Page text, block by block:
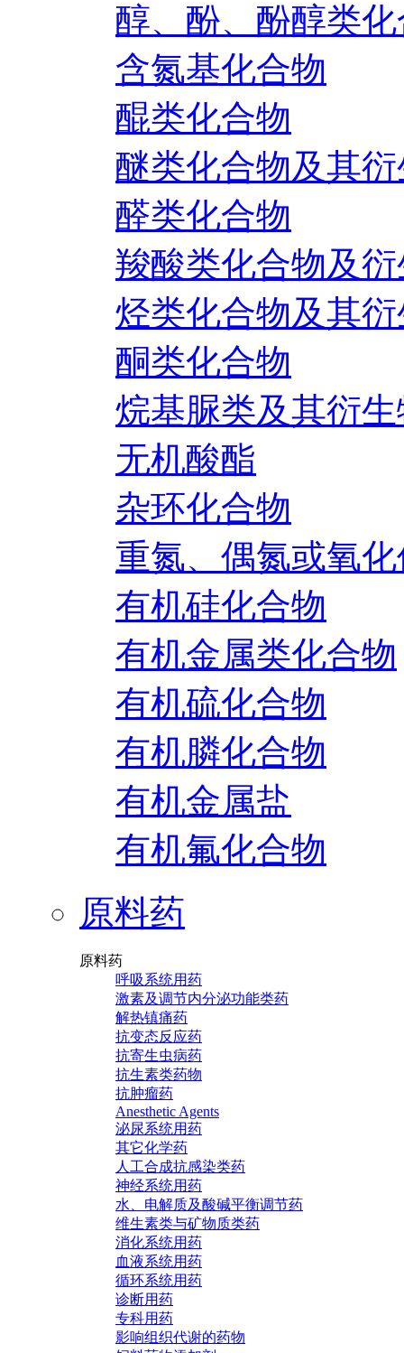
醇、酚、酚醇类
含氮基化合物
醌类化合物
醚类化合物及其
醛类化合物
羧酸类化合物及
烃类化合物及其
酮类化合物
烷基脲类及其衍
无机酸酯
杂环化合物
重氮、偶氮或氧
有机硅化合物
有机金属类化合物
有机硫化合物
有机膦化合物
有机金属盐
有机氟化合物
原料药
原料药
呼吸系统用药
激素及调节内分泌功能类药
解热镇痛药
抗变态反应药
抗寄生虫病药
抗生素类药物
抗肿瘤药
Anesthetic Agents
泌尿系统用药
其它化学药
人工合成抗感染类药
神经系统用药
水、电解质及酸碱平衡调节药
维生素类与矿物质类药
消化系统用药
血液系统用药
循环系统用药
诊断用药
专科用药
影响组织代谢的药物